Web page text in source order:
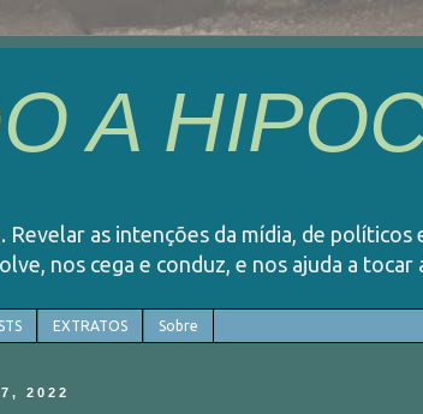
A
as intenções da mídia, de
nos cega e conduz, e nos ajuda a
EXTRATOS Sobre
2022